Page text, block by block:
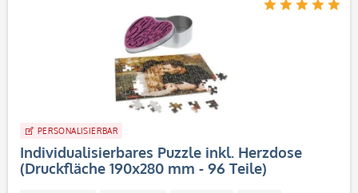
PERSONALISIERBAR
Individualisierbares Puzzle inkl. Herzdose
(Druckfläche 190x280 mm - 96 Teile)